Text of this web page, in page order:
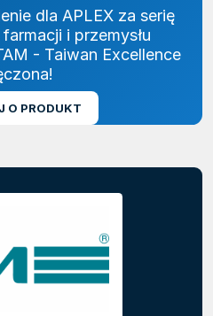
dla APLEX za serię
i przemysłu
- Taiwan Excellence
O PRODUKT